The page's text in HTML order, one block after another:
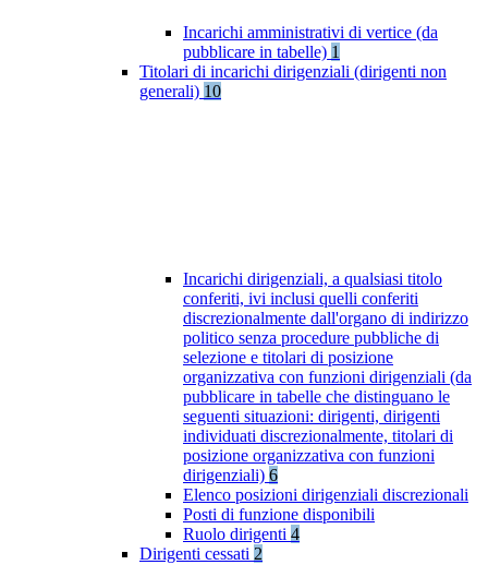
Incarichi amministrativi di vertice (da
pubblicare in tabelle) 1
Titolari di incarichi dirigenziali (dirigenti non
generali) 10
Incarichi dirigenziali, a qualsiasi titolo
conferiti, ivi inclusi quelli conferiti
discrezionalmente dall'organo di indirizzo
politico senza procedure pubbliche di
selezione e titolari di posizione
organizzativa con funzioni dirigenziali (da
pubblicare in tabelle che distinguano le
seguenti situazioni: dirigenti, dirigenti
individuati discrezionalmente, titolari di
posizione organizzativa con funzioni
dirigenziali) 6
Elenco posizioni dirigenziali discrezionali
Posti di funzione disponibili
Ruolo dirigenti 4
Dirigenti cessati 2